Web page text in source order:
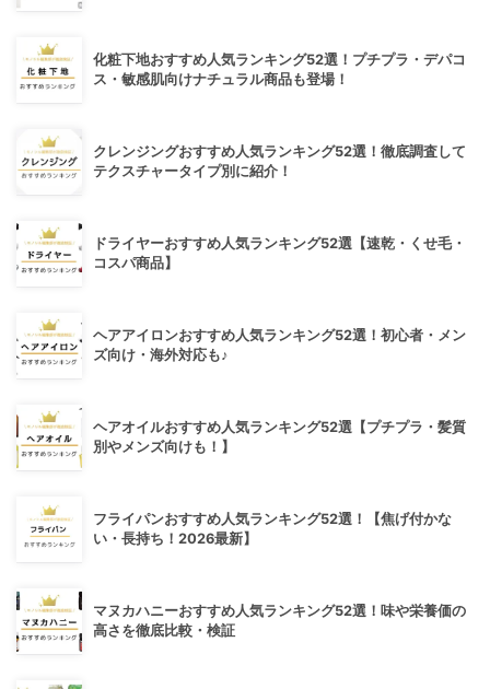
化粧下地おすすめ人気ランキング52選！プチプラ・デパコ
ス・敏感肌向けナチュラル商品も登場！
クレンジングおすすめ人気ランキング52選！徹底調査して
テクスチャータイプ別に紹介！
ドライヤーおすすめ人気ランキング52選【速乾・くせ毛・
コスパ商品】
ヘアアイロンおすすめ人気ランキング52選！初心者・メン
ズ向け・海外対応も♪
ヘアオイルおすすめ人気ランキング52選【プチプラ・髪質
別やメンズ向けも！】
フライパンおすすめ人気ランキング52選！【焦げ付かな
い・長持ち！2026最新】
マヌカハニーおすすめ人気ランキング52選！味や栄養価の
高さを徹底比較・検証